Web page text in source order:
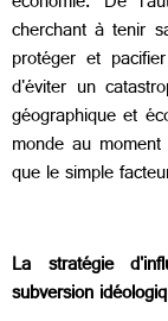
cherchant à tenir
protéger et
d'éviter un
géographique et
monde au
que le simple
La stratégie
subversion